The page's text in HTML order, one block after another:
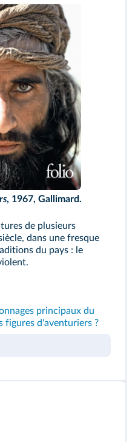
, 1967, Gallimard.
de plusieurs
dans une fresque
du pays : le
principaux du
figures d'aventuriers ?